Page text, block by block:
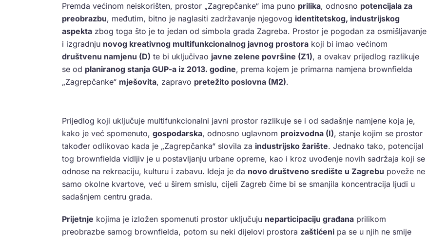
Premda većinom neiskorišten, prostor „Zagrepčanke“ ima puno prilika, odnosno potencijala za
preobrazbu, međutim, bitno je naglasiti zadržavanje njegovog identitetskog, industrijskog
aspekta zbog toga što je to jedan od simbola grada Zagreba. Prostor je pogodan za osmišljavanje
i izgradnju novog kreativnog multifunkcionalnog javnog prostora koji bi imao većinom
društvenu namjenu (D) te bi uključivao javne zelene površine (Z1), a ovakav prijedlog razlikuje
se od planiranog stanja GUP-a iz 2013. godine, prema kojem je primarna namjena brownfielda
„Zagrepčanke“ mješovita, zapravo pretežito poslovna (M2).
Prijedlog koji uključuje multifunkcionalni javni prostor razlikuje se i od sadašnje namjene koja je,
kako je već spomenuto, gospodarska, odnosno uglavnom proizvodna (I), stanje kojim se prostor
također odlikovao kada je „Zagrepčanka“ slovila za industrijsko žarište. Jednako tako, potencijal
tog brownfielda vidljiv je u postavljanju urbane opreme, kao i kroz uvođenje novih sadržaja koji se
odnose na rekreaciju, kulturu i zabavu. Ideja je da novo društveno središte u Zagrebu poveže ne
samo okolne kvartove, već u širem smislu, cijeli Zagreb čime bi se smanjila koncentracija ljudi u
sadašnjem centru grada.
Prijetnje kojima je izložen spomenuti prostor uključuju neparticipaciju građana prilikom
preobrazbe samog brownfielda, potom su neki dijelovi prostora zaštićeni pa se u njih ne smije